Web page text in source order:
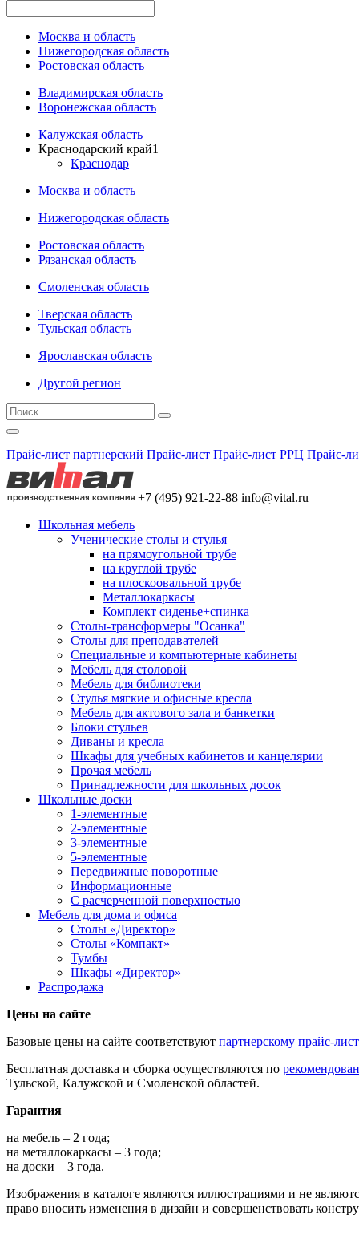
Москва и область
Нижегородская область
Ростовская область
Владимирская область
Воронежская область
Калужская область
Краснодарский край1
Краснодар
Москва и область
Нижегородская область
Ростовская область
Рязанская область
Смоленская область
Тверская область
Тульская область
Ярославская область
Другой регион
Прайс-лист партнерский Прайс-лист Прайс-лист РРЦ Прайс-
+7 (495) 921-22-88 info@vital.ru
Школьная мебель
Ученические столы и стулья
на прямоугольной трубе
на круглой трубе
на плоскоовальной трубе
Металлокаркасы
Комплект сиденье+спинка
Столы-трансформеры "Осанка"
Столы для преподавателей
Специальные и компьютерные кабинеты
Мебель для столовой
Мебель для библиотеки
Стулья мягкие и офисные кресла
Мебель для актового зала и банкетки
Блоки стульев
Диваны и кресла
Шкафы для учебных кабинетов и канцелярии
Прочая мебель
Принадлежности для школьных досок
Школьные доски
1-элементные
2-элементные
3-элементные
5-элементные
Передвижные поворотные
Информационные
С расчерченной поверхностью
Мебель для дома и офиса
Столы «Директор»
Столы «Компакт»
Тумбы
Шкафы «Директор»
Распродажа
Цены на сайте
Базовые цены на сайте соответствуют партнерскому прайс-
Бесплатная доставка и сборка осуществляются по
Тульской, Калужской и Смоленской областей.
Гарантия
на мебель – 2 года;
на металлокаркасы – 3 года;
на доски – 3 года.
Изображения в каталоге являются иллюстрациями и не
право вносить изменения в дизайн и совершенствовать